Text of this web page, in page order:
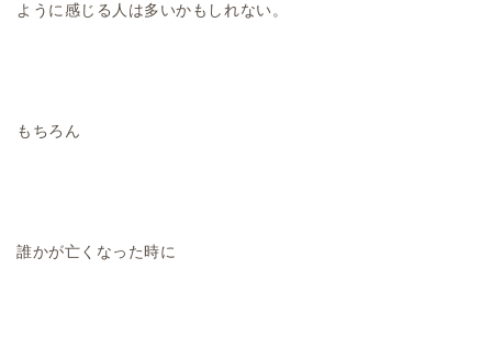
ように感じる人は多いかもしれない。
もちろん
誰かが亡くなった時に